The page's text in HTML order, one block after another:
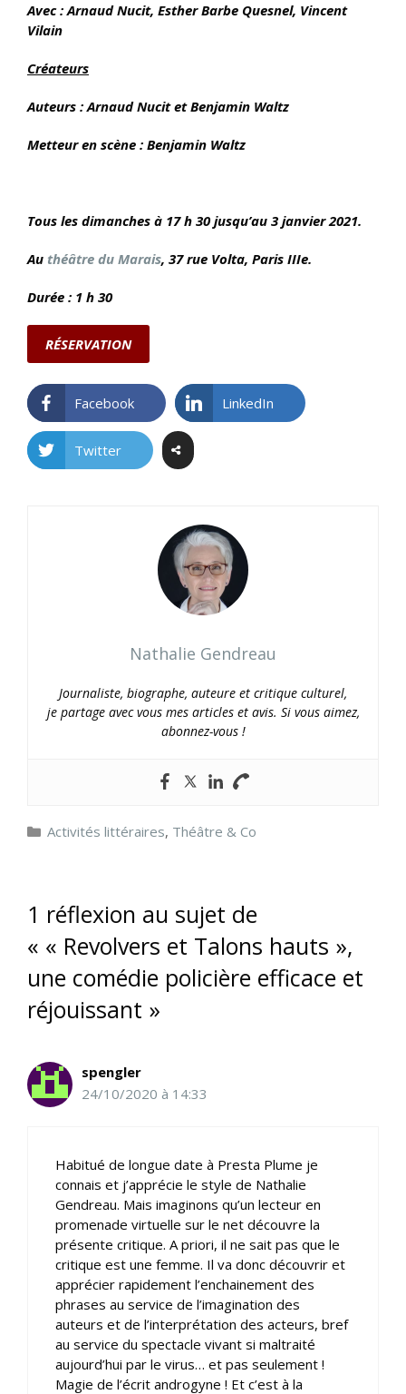
Avec : Arnaud Nucit, Esther Barbe Quesnel, Vincent
Vilain
Créateurs
Auteurs :Arnaud Nucit et Benjamin Waltz
Metteur en scène : Benjamin Waltz
Tous les dimanches à 17 h 30 jusqu’au 3 janvier 2021.
Au théâtre du Marais, 37 rue Volta, Paris IIIe.
Durée : 1 h 30
RÉSERVATION
Facebook LinkedIn
Twitter
Nathalie Gendreau
Journaliste, biographe, auteure et critique culturel,
je partage avec vous mes articles et avis. Si vous aimez,
abonnez-vous !
Catégories
Activités littéraires, Théâtre & Co
1 réflexion au sujet de
« « Revolvers et Talons hauts »,
une comédie policière efficace et
réjouissant »
spengler
24/10/2020 à 14:33
Habitué de longue date à Presta Plume je
connais et j’apprécie le style de Nathalie
Gendreau. Mais imaginons qu’un lecteur en
promenade virtuelle sur le net découvre la
présente critique. A priori, il ne sait pas que le
critique est une femme. Il va donc découvrir et
apprécier rapidement l’enchainement des
phrases au service de l’imagination des
auteurs et de l’interprétation des acteurs, bref
au service du spectacle vivant si maltraité
aujourd’hui par le virus… et pas seulement !
Magie de l’écrit androgyne ! Et c’est à la